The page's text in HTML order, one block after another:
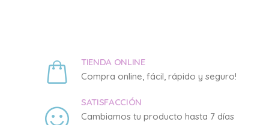
TIENDA ONLINE
Compra online, fácil, rápido y seguro!
SATISFACCIÓN
Cambiamos tu producto hasta 7 días